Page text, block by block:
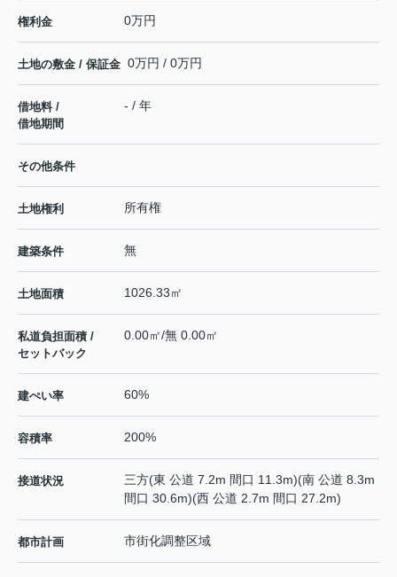
権利金 0万円
土地の敷金 / 保証金 0万円 / 0万円
借地料 /
借地期間
- / 年
その他条件
土地権利 所有権
建築条件 無
土地面積 1026.33㎡
私道負担面積 /
セットバック
0.00㎡/無 0.00㎡
建ぺい率 60%
容積率 200%
接道状況
三方(東 公道 7.2m 間口 11.3m)(南 公道 8.3m
間口 30.6m)(西 公道 2.7m 間口 27.2m)
都市計画 市街化調整区域